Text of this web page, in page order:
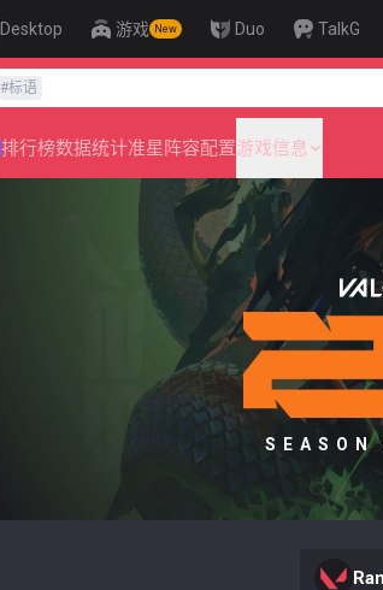
Desktop 游戏 New Duo TalkG
#标语
排行榜数据统计准星 阵容配置游戏信息